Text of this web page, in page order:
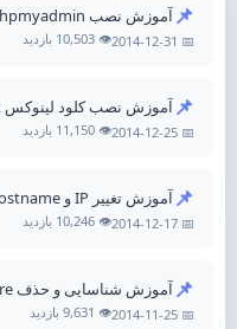
📌آموزش نصب phpmyadmin در nginx
📅 2014-12-31 👁️ 10,503 بازدید
📌آموزش نصب کلود لینوکس CloudLinux
📅 2014-12-25 👁️ 11,150 بازدید
📌آموزش تغییر IP و Hostname در Centos
📅 2014-12-17 👁️ 10,246 بازدید
📌آموزش شناسایی و حذف CryptoPHP PHP malware
📅 2014-11-25 👁️ 9,631 بازدید